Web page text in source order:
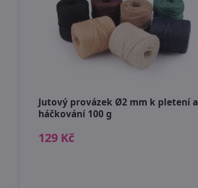
Jutový provázek Ø2 mm k pletení a
háčkování 100 g
129 Kč